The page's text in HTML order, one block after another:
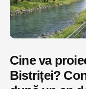
Cine va
Bistriței?